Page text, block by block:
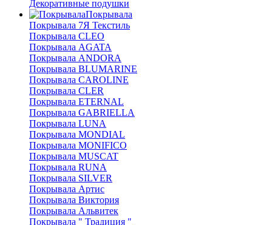
Декоративные подушки
Покрывала
Покрывала 7Я Текстиль
Покрывала CLEO
Покрывала AGATA
Покрывала ANDORA
Покрывала BLUMARINE
Покрывала CAROLINE
Покрывала CLER
Покрывала ETERNAL
Покрывала GABRIELLA
Покрывала LUNA
Покрывала MONDIAL
Покрывала MONIFICO
Покрывала MUSCAT
Покрывала RUNA
Покрывала SILVER
Покрывала Артис
Покрывала Виктория
Покрывала Альвитек
Покрывала " Традиция "